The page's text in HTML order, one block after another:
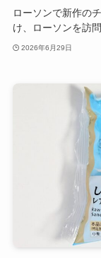
ローソンで新作の
け、ローソンを訪問
2026年6月29日